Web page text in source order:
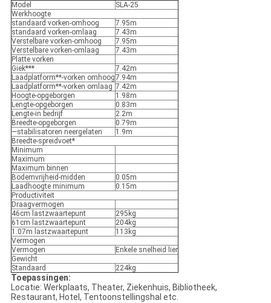
Model
SLA-25
Werkhoogte
standaard vorken-omhoog
7.95m
standaard vorken-omlaag
7.43m
Verstelbare vorken-omhoog
7.95m
Verstelbare vorken-omlaag
7.43m
Platte vorken
Giek***
7.42m
Laadplatform**-vorken omhoog7.94m
Laadplatform**-vorken omlaag 7.42m
Hoogte-opgeborgen
1.98m
Lengte-opgeborgen
0.83m
Lengte-in bedrijf
2.2m
Breedte-opgeborgen
0.79m
—stabilisatoren neergelaten
1.9m
Breedte-spreidvoet*
Minimum
Maximum
Maximum binnen
Bodemvrijheid-midden
0.05m
Laadhoogte minimum
0.15m
Productiviteit
Draagvermogen
46cm lastzwaartepunt
295kg
61cm lastzwaartepunt
204kg
1.07m lastzwaartepunt
113kg
Vermogen
Vermogen
Enkele snelheid lier
Gewicht
Standaard
224kg
Toepassingen:
Locatie: Werkplaats, Theater, Ziekenhuis, Bibliotheek,
Restaurant, Hotel, Tentoonstellingshal etc.